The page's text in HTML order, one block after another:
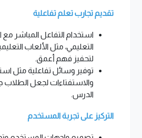
تقديم تجارب تعلم تفاعلية
استخدام التفاعل المباشر مع
التعليمي، مثل الألعاب
لتحفيز فهم أعمق.
توفير وسائل تفاعلية مثل
والاستفتاءات لجعل الطلاب
الدرس.
التركيز على تجربة المستخدم